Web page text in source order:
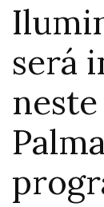
será